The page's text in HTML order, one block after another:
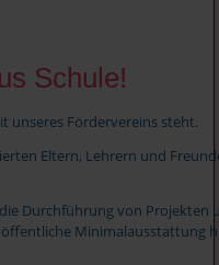
Schule!
unseres Fördervereins steht.
Eltern, Lehrern und
Durchführung von Projekten
Minimalausstattung